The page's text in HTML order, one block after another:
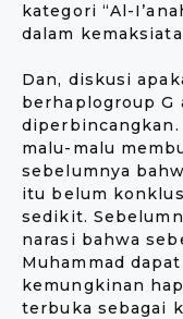
kategori “Al-
dalam
Dan, diskusi
berhaplogroup G
malu-malu
sebelumnya
itu belum
sedikit.
narasi bahwa
Muhammad
kemungkinan
terbuka sebagai